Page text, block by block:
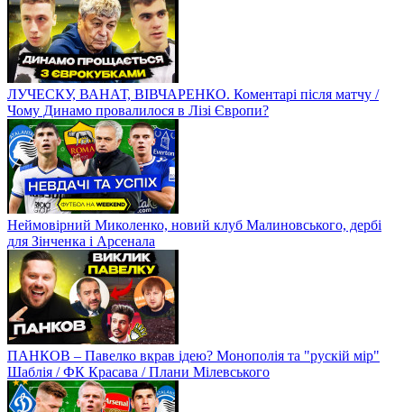
ЛУЧЕСКУ, ВАНАТ, ВІВЧАРЕНКО. Коментарі після матчу /
Чому Динамо провалилося в Лізі Європи?
Неймовірний Миколенко, новий клуб Малиновського, дербі
для Зінченка і Арсенала
ПАНКОВ – Павелко вкрав ідею? Монополія та "рускій мір"
Шаблія / ФК Красава / Плани Мілевського